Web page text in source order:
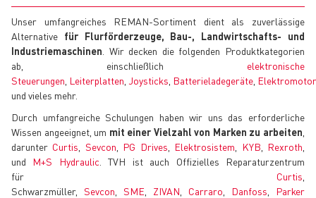
Unser umfangreiches REMAN-Sortiment dient als zuverlässige
Alternative für Flurförderzeuge, Bau-, Landwirtschafts- und
Industriemaschinen . Wir decken die folgenden Produktkategorien
ab, einschließlich elektronische
Steuerungen Leiterplatten Joysticks Batterieladegeräte
und vieles mehr.
Durch umfangreiche Schulungen haben wir uns das erforderliche
Wissen angeeignet, um mit einer Vielzahl von Marken zu arbeiten
darunter Curtis Sevcon PG Drives Elektrosistem KYB Rexroth
und M+S Hydraulic . TVH ist auch Offizielles Reparaturzentrum
für Curtis
Schwarzmüller, Sevcon SME ZIVAN Carraro Danfoss
Parker